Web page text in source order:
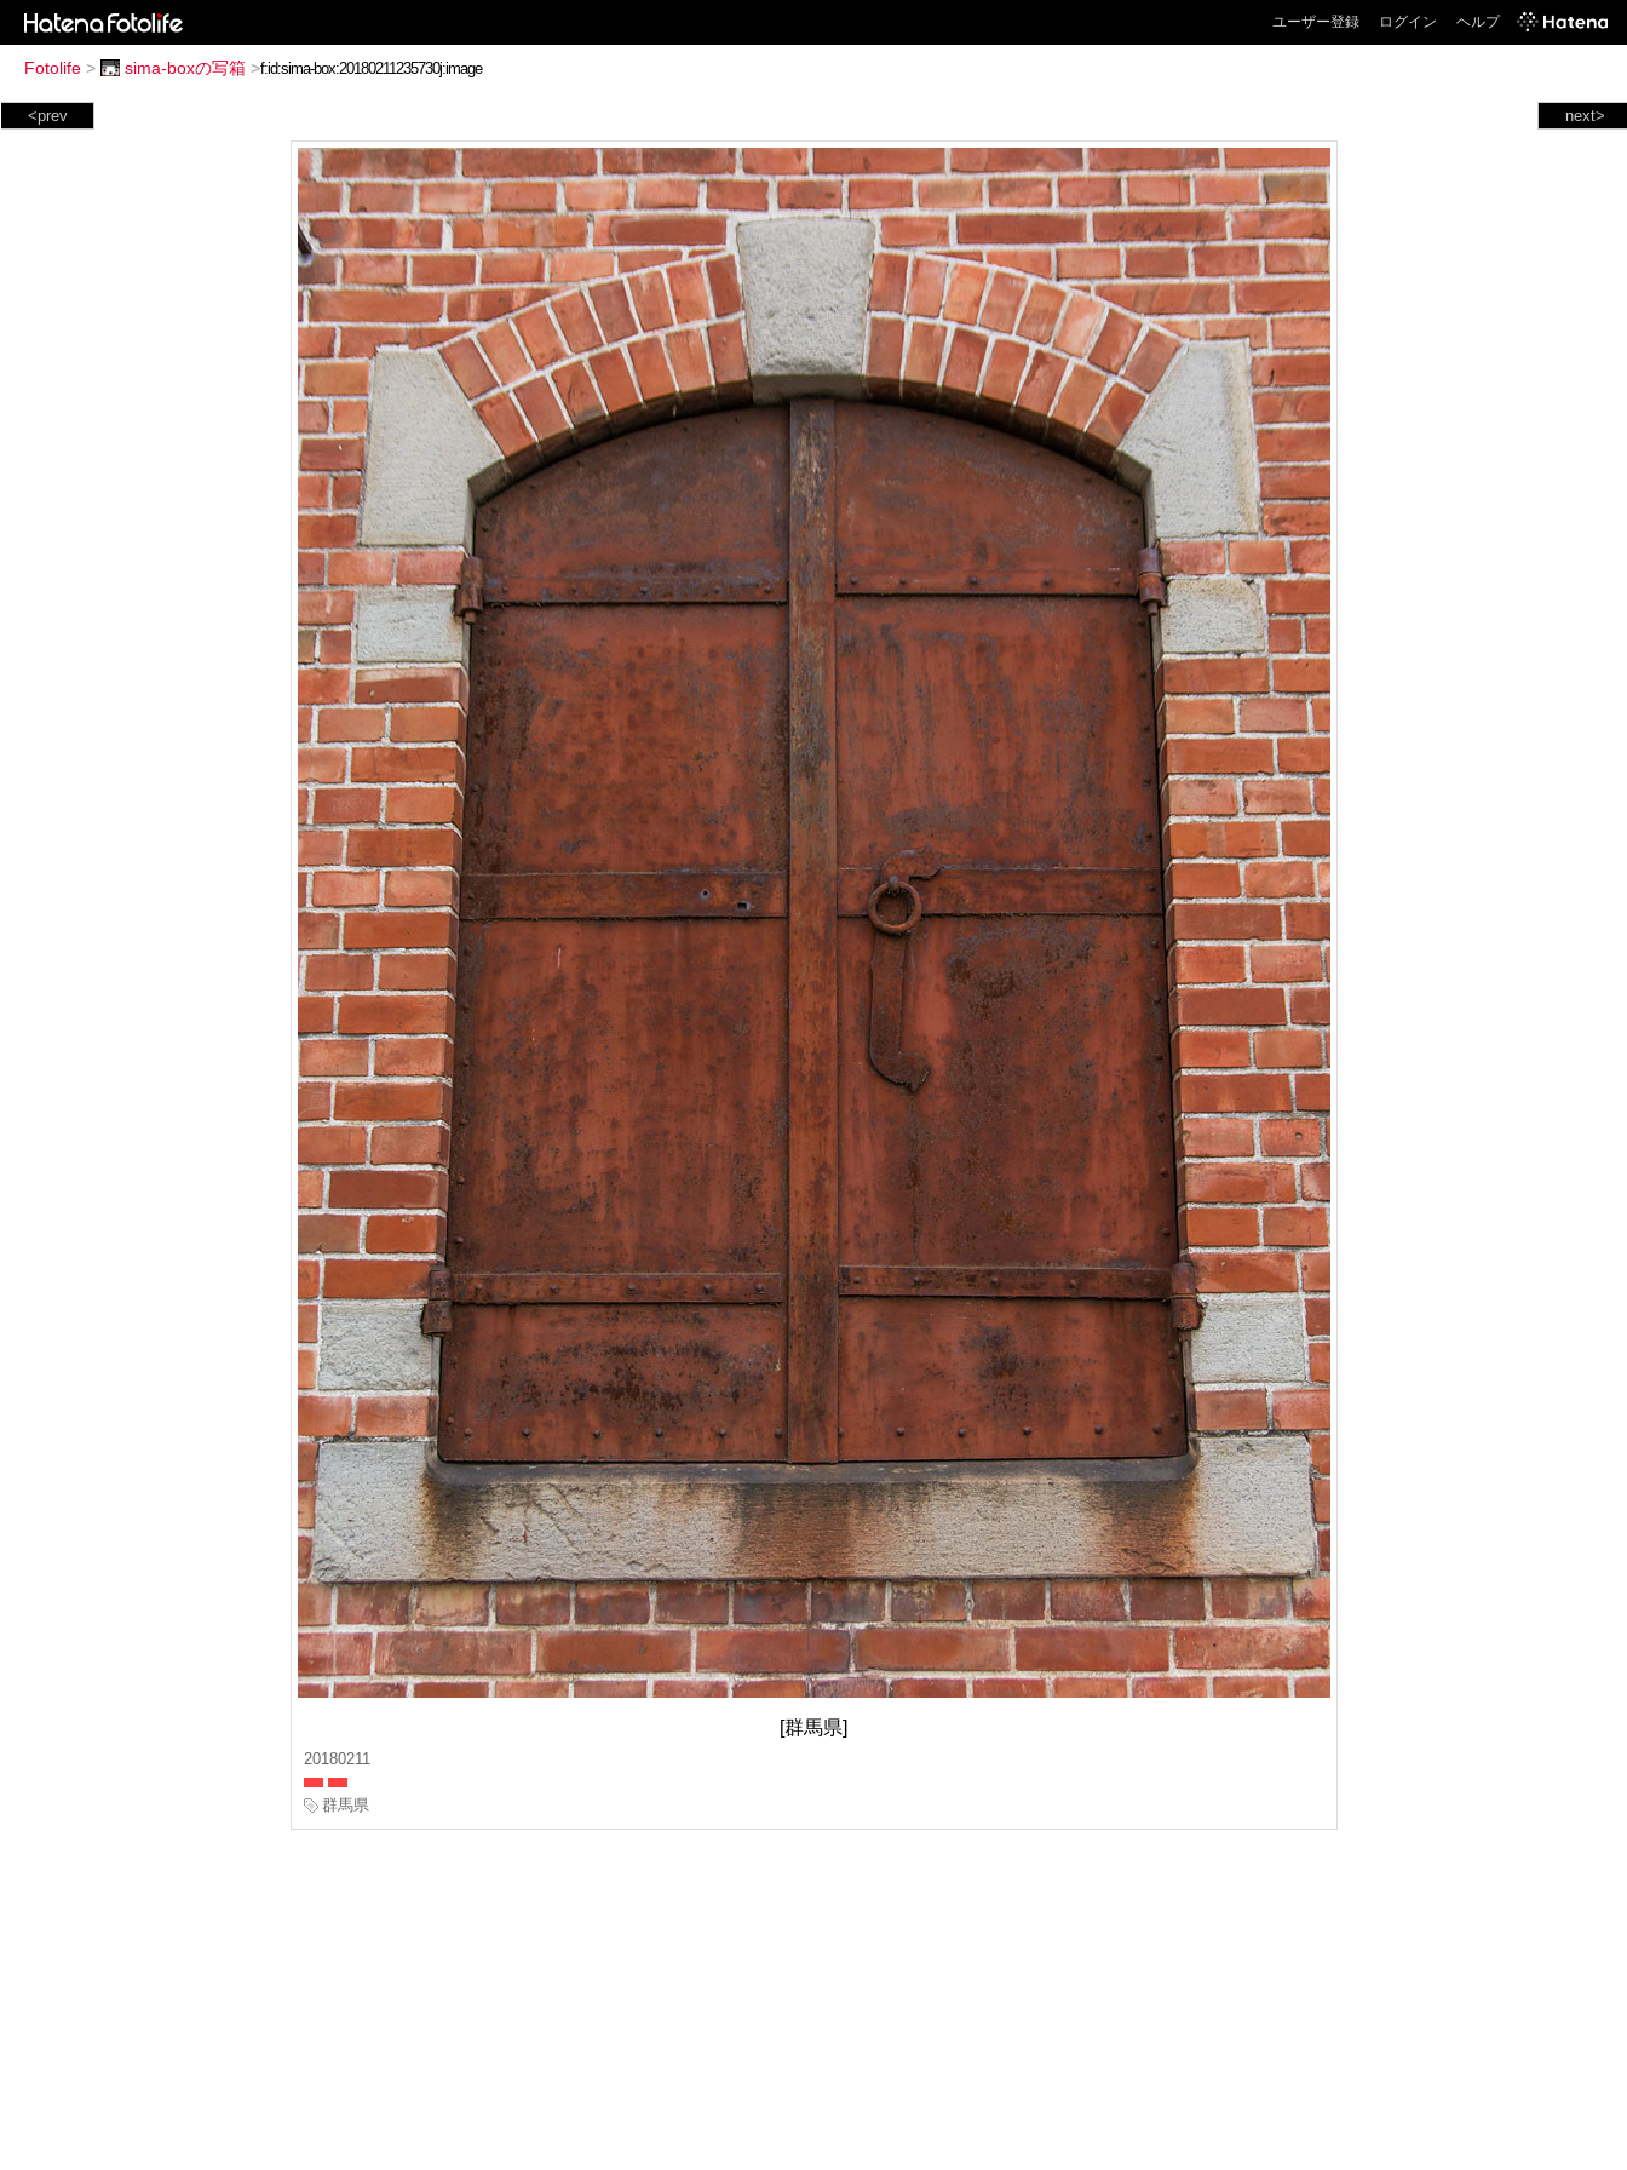
ユーザー登録 ログイン ヘルプ
Fotolife > sima-boxの写箱 >
next>
<prev
[群馬県]
20180211
群馬県